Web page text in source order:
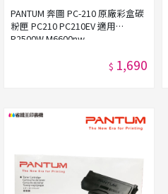
PANTUM 奔圖 PC-210 原廠彩盒碳
粉匣 PC210 PC210EV 適用
P2500W M6600nw
$ 1,690